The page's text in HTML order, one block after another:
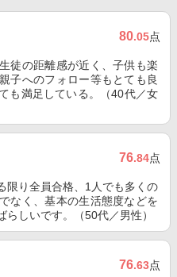
80.05点
徒の距離感が近く、子供も楽
子へのフォロー等もとても良
も満足している。（40代／女
76.84点
限り全員合格、1人でも多くの
なく、基本の生活態度などを
しいです。（50代／男性）
76.63点